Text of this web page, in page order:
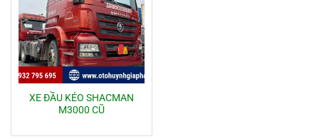
XE ĐẦU KÉO SHACMAN
M3000 CŨ